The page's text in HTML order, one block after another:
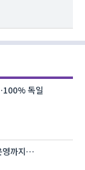
독일
영까지…